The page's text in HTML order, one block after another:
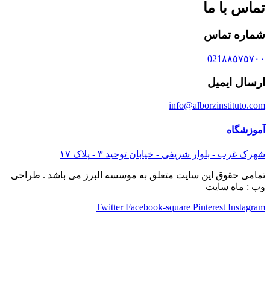
تماس با ما
شماره تماس
021٨٨٥٧٥٧٠٠
ارسال ایمیل
info@alborzinstituto.com
آموزشگاه
شهرک غرب - بلوار شریفی - خیابان توحید ٣ - پلاک ١٧
تمامی حقوق این سایت متعلق به موسسه البرز می باشد . طراحی
وب : ماه سایت
Twitter Facebook-square Pinterest Instagram